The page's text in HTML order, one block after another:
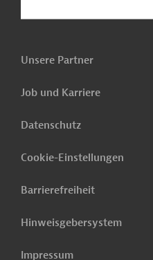
Unsere Partner
Job und Karriere
Datenschutz
Cookie-Einstellungen
Barrierefreiheit
Hinweisgebersystem
Impressum